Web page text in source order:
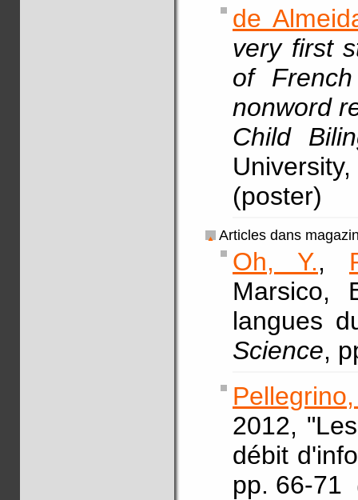
de
very first
of
nonword
Child
(poster)
Articles dans
Oh, Y.,
Marsico,
langues
Science,
2012,
débit
pp. 66-71